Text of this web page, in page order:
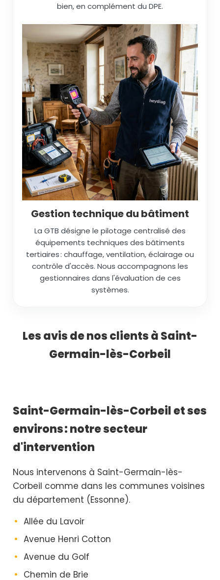
bien, en complément du DPE.
Gestion technique du bâtiment
La GTB désigne le pilotage centralisé des
équipements techniques des bâtiments
tertiaires : chauffage, ventilation, éclairage ou
contrôle d'accès. Nous accompagnons les
gestionnaires dans l'évaluation de ces
systèmes.
Les avis de nos clients à Saint-
Germain-lès-Corbeil
Saint-Germain-lès-Corbeil et ses
environs : notre secteur
d'intervention
Nous intervenons à Saint-Germain-lès-
Corbeil comme dans les communes voisines
du département (Essonne).
Allée du Lavoir
Avenue Henri Cotton
Avenue du Golf
Chemin de Brie